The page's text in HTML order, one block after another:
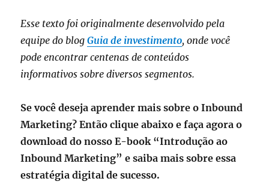
Esse texto foi originalmente desenvolvido pela
equipe do blogGuia de investimento, onde você
pode encontrar centenas de conteúdos
informativos sobre diversos segmentos.
Se você deseja aprender mais sobre o Inbound
Marketing? Então clique abaixo e faça agora o
download do nosso E-book “Introdução ao
Inbound Marketing” e saiba mais sobre essa
estratégia digital de sucesso.